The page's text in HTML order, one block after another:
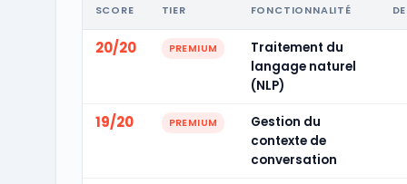
SCORE TIER FONCTIONNALITÉ
20/20 PREMIUM
Traitement du
langage naturel
(NLP)
19/20 PREMIUM
Gestion du
contexte de
conversation